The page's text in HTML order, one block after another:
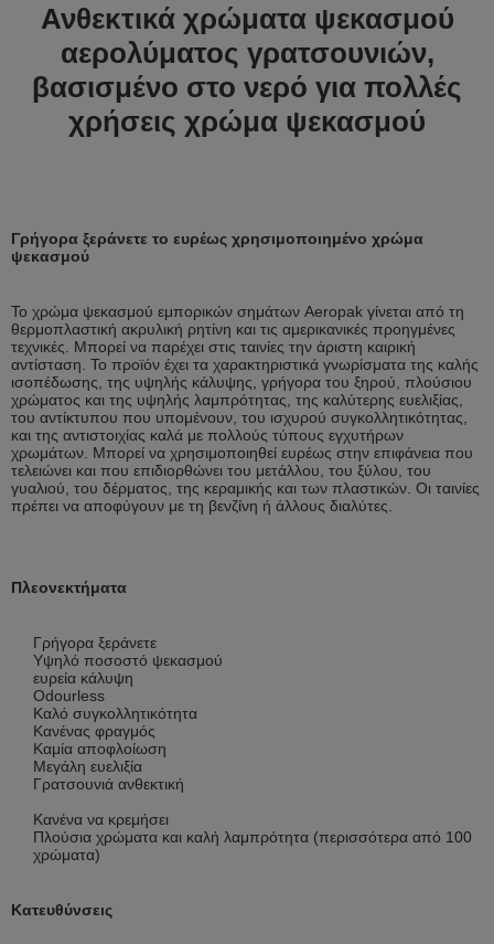
Ανθεκτικά χρώματα ψεκασμού
αερολύματος γρατσουνιών,
βασισμένο στο νερό για πολλές
χρήσεις χρώμα ψεκασμού
Γρήγορα ξεράνετε το ευρέως χρησιμοποιημένο χρώμα
ψεκασμού
Το χρώμα ψεκασμού εμπορικών σημάτων Aeropak γίνεται από τη
θερμοπλαστική ακρυλική ρητίνη και τις αμερικανικές προηγμένες
τεχνικές. Μπορεί να παρέχει στις ταινίες την άριστη καιρική
αντίσταση. Το προϊόν έχει τα χαρακτηριστικά γνωρίσματα της καλής
ισοπέδωσης, της υψηλής κάλυψης, γρήγορα του ξηρού, πλούσιου
χρώματος και της υψηλής λαμπρότητας, της καλύτερης ευελιξίας,
του αντίκτυπου που υπομένουν, του ισχυρού συγκολλητικότητας,
και της αντιστοιχίας καλά με πολλούς τύπους εγχυτήρων
χρωμάτων. Μπορεί να χρησιμοποιηθεί ευρέως στην επιφάνεια που
τελειώνει και που επιδιορθώνει του μετάλλου, του ξύλου, του
γυαλιού, του δέρματος, της κεραμικής και των πλαστικών. Οι ταινίες
πρέπει να αποφύγουν με τη βενζίνη ή άλλους διαλύτες.
Πλεονεκτήματα
Γρήγορα ξεράνετε
Υψηλό ποσοστό ψεκασμού
ευρεία κάλυψη
Odourless
Καλό συγκολλητικότητα
Κανένας φραγμός
Καμία αποφλοίωση
Μεγάλη ευελιξία
Γρατσουνιά ανθεκτική
Κανένα να κρεμήσει
Πλούσια χρώματα και καλή λαμπρότητα (περισσότερα από 100
χρώματα)
Κατευθύνσεις